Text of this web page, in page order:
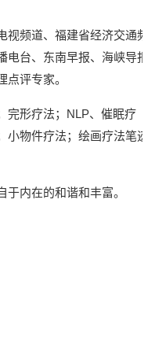
频道、福建省经济交通频
台、东南早报、海峡导报
评专家。
完形疗法；NLP、催眠疗
物件疗法；绘画疗法笔迹
内在的和谐和丰富。